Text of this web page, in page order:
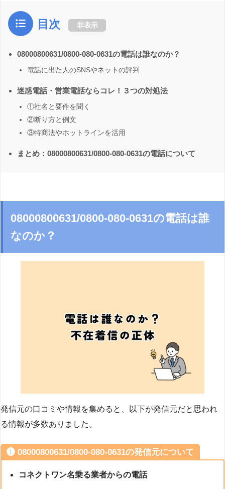
目次 非表示
08000800631/0800-080-0631の電話は誰なのか？
電話に出た人のSNSやネットの評判
迷惑電話・営業電話ならコレ！３つの対処法
①社名と要件を聞く
②断り方と例文
③特商法やホットラインを活用
まとめ：08000800631/0800-080-0631の電話について
08000800631/0800-080-0631の電話は誰
なのか？
発信元の口コミや情報を集めると、以下が発信元だと思われ
る情報が多数ありました。
08000800631/0800-080-0631の発信元について
コネクトワン名乗る業者からの電話